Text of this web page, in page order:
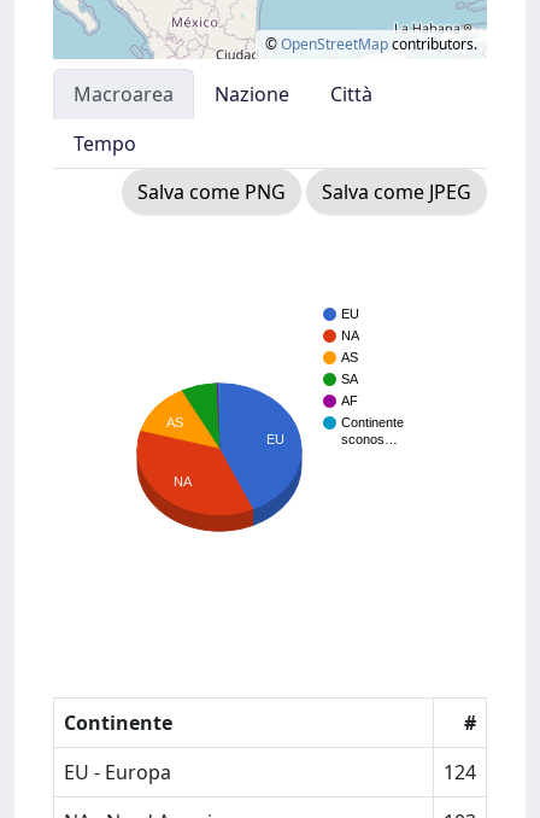
©OpenStreetMapcontributors.
Macroarea Nazione
Città
Tempo
Salva come PNG
Salva come JPEG
EU
NA
AS
SA
AF
Continente
sconos…
EU
AS
NA
Continente
#
EU - Europa
124